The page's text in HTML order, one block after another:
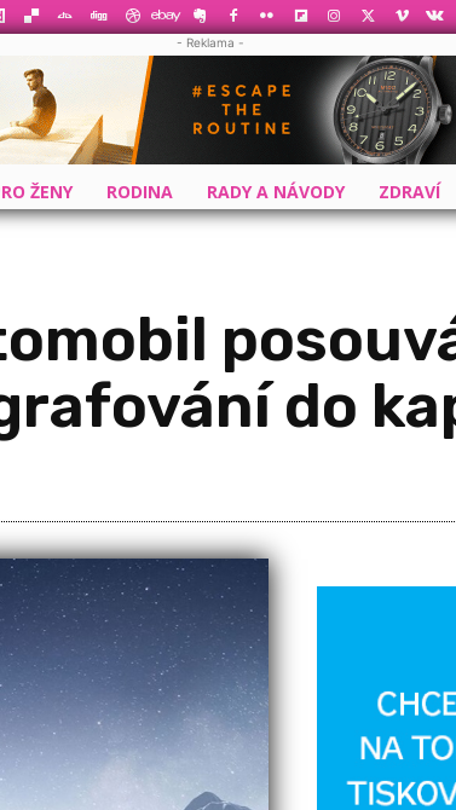
- Reklama -
ŽENY RODINA RADY A NÁVODY ZDRAVÍ
do